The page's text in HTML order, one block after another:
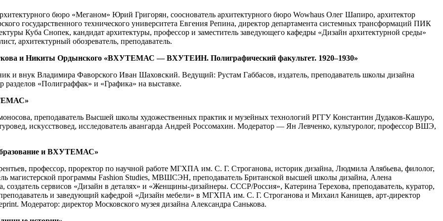
бюро «Меганом» Юрий Григорян, сооснователь архитектурного бюро Wowhaus Олег Шапиро, архитектор
государственного технического университета Евгения Репина, директор департамента системных трансформаций ПИК
Куба Снопек, кандидат архитектуры, профессор и заместитель заведующего кафедры «Дизайн архитектурной среды»
архитектурный обозреватель, преподаватель.
и Никиты Ордынского «ВХУТЕМАС — ВХУТЕИН. Полиграфический факультет. 1920–1930»
и внук Владимира Фаворского Иван Шаховский. Ведущий: Рустам Габбасов, издатель, преподаватель школы дизайна
«Полиграффак» и «Графика» на выставке.
преподаватель Высшей школы художественных практик и музейных технологий РГГУ Константин Дудаков-Кашуро,
искусствовед, исследователь авангарда Андрей Россомахин. Модератор — Ян Левченко, культуролог, профессор ВШЭ,
и ВХУТЕМАС»
профессор, проректор по научной работе МГХПА им. С. Г. Строганова, историк дизайна, Людмила Алябьева, филолог,
магистерской программы Fashion Studies, МВШСЭН, преподаватель Британской высшей школы дизайна, Алена
создатель сервисов «Дизайн в деталях» и «Женщины-дизайнеры. СССР/Россия», Катерина Терехова, преподаватель, куратор,
и заведующий кафедрой «Дизайн мебели» в МГХПА им. С. Г. Строганова и Михаил Канищев, арт-директор
Модератор: директор Московского музея дизайна Александра Санькова.